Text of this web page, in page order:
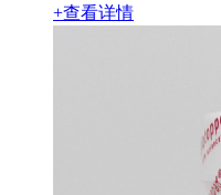
+查看详情